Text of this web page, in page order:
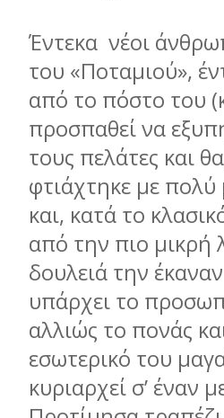
Έντεκα νέοι
του «Ποταµιού»,
από το πόστο του
προσπαθεί να
τους πελάτες και
φτιάχτηκε µε
και, κατά το
από την πιο µικρή
δουλειά την
υπάρχει το
αλλιώς το πονάς
εσωτερικό του
κυριαρχεί σ’ έναν